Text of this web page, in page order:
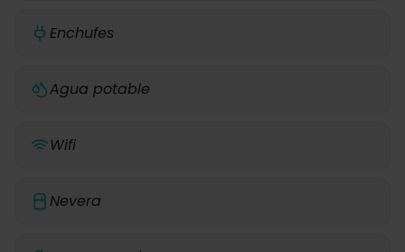
Enchufes
Agua potable
Wifi
Nevera